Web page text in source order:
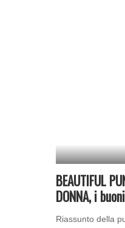
BEAUTIFUL
DONNA, i
Riassunto della